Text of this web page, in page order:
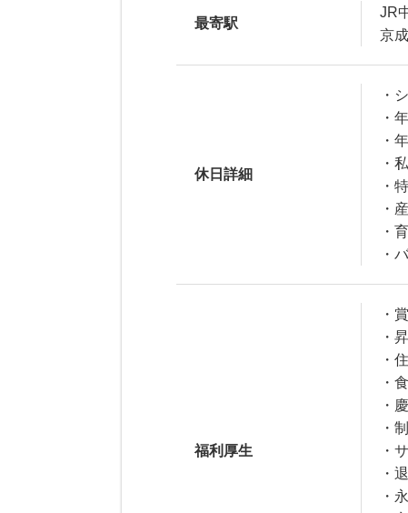
最寄駅
JR
京
休日詳細
・
・
・
・
・
・
・
・
福利厚生
・
・
・
・
・
・
・
・
・